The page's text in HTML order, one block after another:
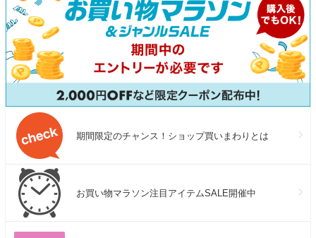
期間限定のチャンス！ショップ買いまわりとは
お買い物マラソン注目アイテムSALE開催中